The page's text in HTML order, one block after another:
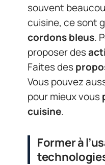
souvent
cuisine, ce sont
cordons bleus.
proposer des
Faites des
Vous pouvez
pour mieux vous
cuisine.
Former à